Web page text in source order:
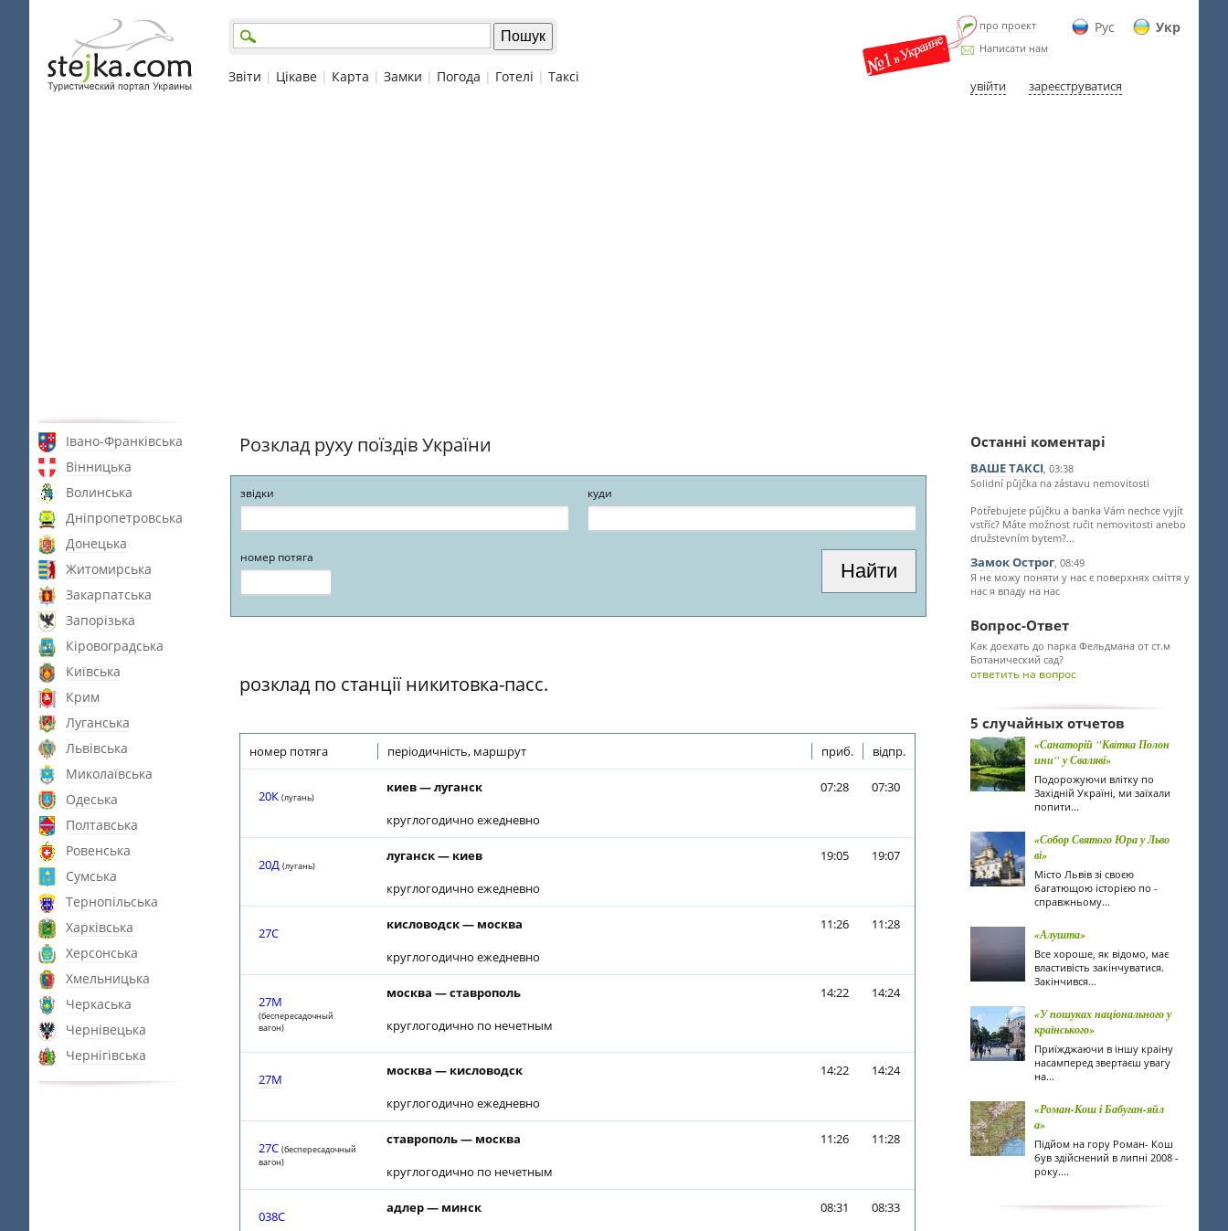
Рус Укр
про проект
Написати нам
увійти зареєструватися
Звіти | Цікаве | Карта | Замки | Погода | Готелі | Таксі
Івано-Франківська
Вінницька
Волинська
Дніпропетровська
Донецька
Житомирська
Закарпатська
Запорізька
Кіровоградська
Київська
Крим
Луганська
Львівська
Миколаївська
Одеська
Полтавська
Ровенська
Сумська
Тернопільська
Харківська
Херсонська
Хмельницька
Черкаська
Чернівецька
Чернігівська
Розклад руху поїздів України
звідки куди
номер потяга
розклад по станції никитовка-пасс.
номер потяга періодичність, маршрут приб. відпр.
20К (лугань)
киев — луганск
круглогодично ежедневно
07:28 07:30
20Д (лугань)
луганск — киев
круглогодично ежедневно
19:05 19:07
27С
кисловодск — москва
круглогодично ежедневно
11:26 11:28
27М
(беспересадочный
вагон)
москва — ставрополь
круглогодично по нечетным
14:22 14:24
27М
москва — кисловодск
круглогодично ежедневно
14:22 14:24
27С (беспересадочный
вагон)
ставрополь — москва
круглогодично по нечетным
11:26 11:28
038С
адлер — минск
08:31 08:33
Останні коментарі
ВАШЕ ТАКСІ, 03:38
Solidní půjčka na zástavu nemovitosti
Potřebujete půjčku a banka Vám nechce vyjít
vstříc? Máte možnost ručit nemovitosti anebo
družstevním bytem?...
Замок Острог, 08:49
Я не можу поняти у нас є поверхнях сміття у
нас я впаду на нас
Вопрос-Ответ
Как доехать до парка Фельдмана от ст.м
Ботанический сад?
ответить на вопрос
5 случайных отчетов
«Санаторій "Квiтка Полон
ини" у Сваляві»
Подорожуючи влітку по
Західній Україні, ми заїхали
попити...
«Собор Святого Юра у Льво
ві»
Місто Львів зі своєю
багатющою історією по -
справжньому...
«Алушта»
Все хороше, як відомо, має
властивість закінчуватися.
Закінчився...
«У пошуках національного у
країнського»
Приїжджаючи в іншу країну
насамперед звертаєш увагу
на...
«Роман-Кош і Бабуган-яйл
а»
Підйом на гору Роман- Кош
був здійснений в липні 2008 -
року....